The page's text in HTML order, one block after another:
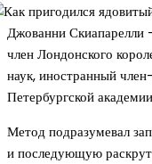
Джованни Скиапарелли
член Лондонского
наук, иностранный
Петербургской
Метод подразумевал
и последующую